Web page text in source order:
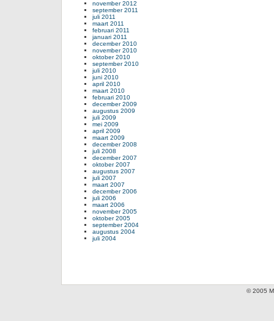
november 2012
september 2011
juli 2011
maart 2011
februari 2011
januari 2011
december 2010
november 2010
oktober 2010
september 2010
juli 2010
juni 2010
april 2010
maart 2010
februari 2010
december 2009
augustus 2009
juli 2009
mei 2009
april 2009
maart 2009
december 2008
juli 2008
december 2007
oktober 2007
augustus 2007
juli 2007
maart 2007
december 2006
juli 2006
maart 2006
november 2005
oktober 2005
september 2004
augustus 2004
juli 2004
© 2005